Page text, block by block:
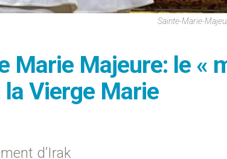
Sainte-Marie-
Marie Majeure: le «
Vierge Marie
d’Irak